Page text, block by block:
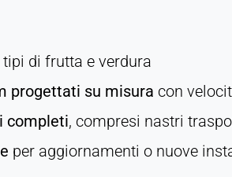
di frutta e verdura
progettati su misura con
completi, compresi nastri
per aggiornamenti o nuove